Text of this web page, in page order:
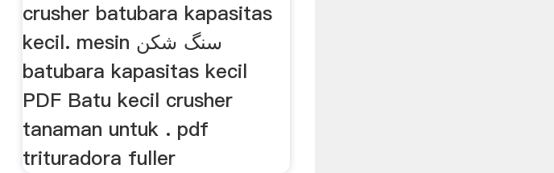
crusher batubara kapasitas
kecil. mesin سنگ شکن
batubara kapasitas kecil
PDF Batu kecil crusher
tanaman untuk . pdf
trituradora fuller